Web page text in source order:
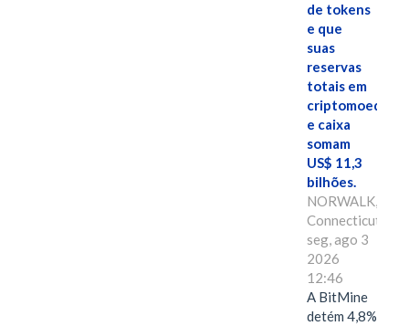
de tokens
e que
suas
reservas
totais em
criptomoedas
e caixa
somam
US$ 11,3
bilhões.
NORWALK,
Connecticut,
seg, ago 3
2026
12:46
A BitMine
detém 4,8%